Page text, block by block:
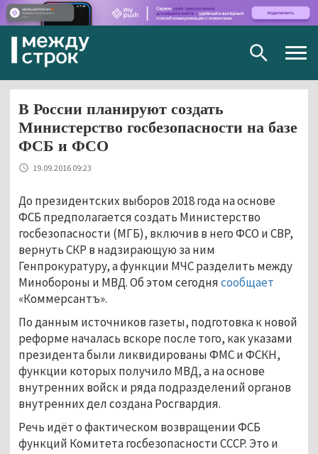
В России планируют создать
Министерство госбезопасности на базе
ФСБ и ФСО
19.09.2016 09:23
До президентских выборов 2018 года на основе
ФСБ предполагается создать Министерство
госбезопасности (МГБ), включив в него ФСО и СВР,
вернуть СКР в надзирающую за ним
Генпрокуратуру, а функции МЧС разделить между
Минобороны и МВД. Об этом сегоднясообщает
«Коммерсантъ».
По данным источников газеты, подготовка к новой
реформе началась вскоре после того, как указами
президента были ликвидированы ФМС и ФСКН,
функции которых получило МВД, а на основе
внутренних войск и ряда подразделений органов
внутренних дел создана Росгвардия.
Речь идёт о фактическом возвращении ФСБ
функций Комитета госбезопасности СССР. Это и